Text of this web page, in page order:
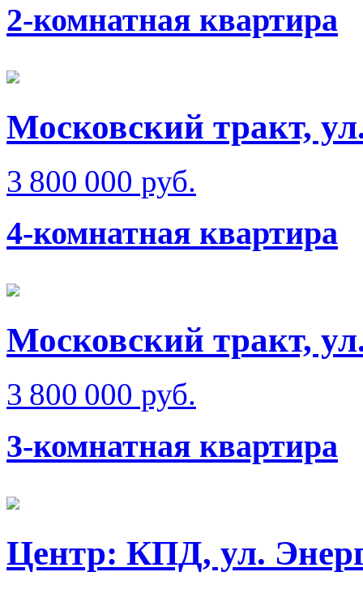
2-комнатная квартира
Московский тракт,
3 800 000 руб.
4-комнатная квартира
Московский тракт,
3 800 000 руб.
3-комнатная квартира
Центр: КПД, ул.